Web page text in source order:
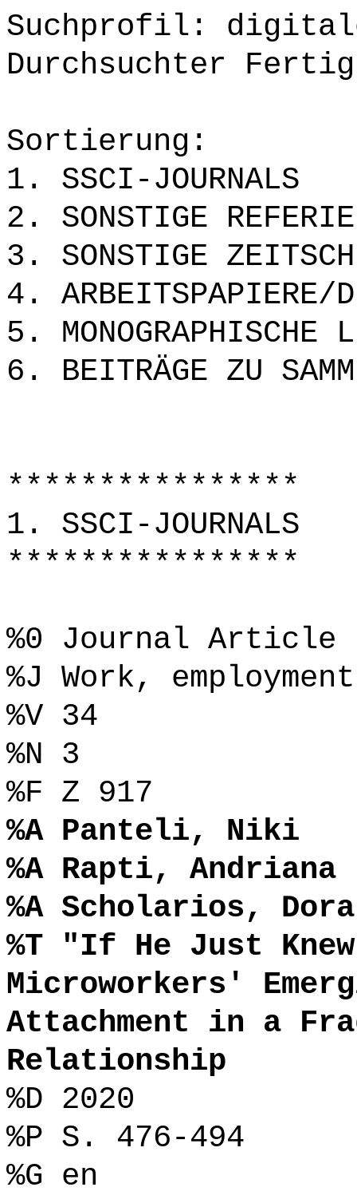
Suchprofil:
Durchsuchter
Sortierung:
1. SSCI-JOURNALS
2. SONSTIGE
3. SONSTIGE
4. ARBEITSPAPIERE/
5. MONOGRAPHISCHE
6. BEITRÄGE ZU
****************
1. SSCI-JOURNALS
****************
%0 Journal Article
%J Work,
%V 34
%N 3
%F Z 917
%A Panteli, Niki
%A Rapti, Andriana
%A Scholarios, Dora
%T "If He Just Knew
Microworkers'
Attachment in a
Relationship
%D 2020
%P S. 476-494
%G en